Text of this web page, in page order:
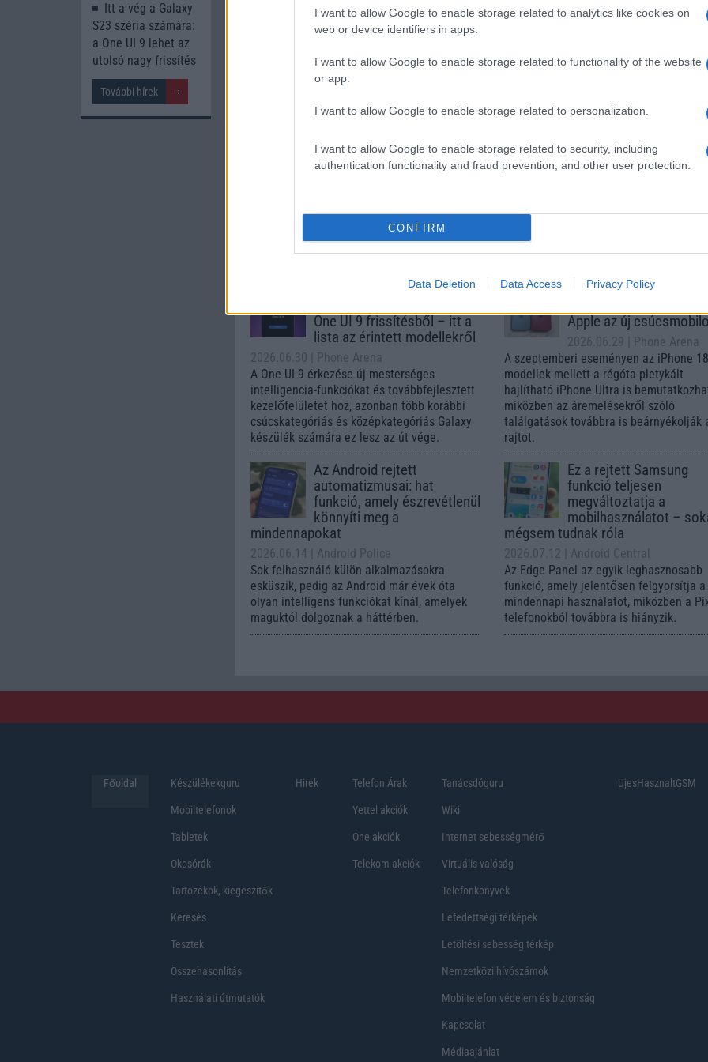
I want to allow Google to enable storage related to analytics like cookies on
web or device identifiers in apps.
I want to allow Google to enable storage related to functionality of the website
or app.
I want to allow Google to enable storage related to personalization.
I want to allow Google to enable storage related to security, including
authentication functionality and fraud prevention, and other user protection.
CONFIRM
Data Deletion Data Access Privacy Policy
Apple iPhone 17 Pro Apple iPhone 17 Pro
Számos népszerű Samsung
One UI 9 frissítésből – itt a
lista az érintett modellekről
2026.06.30
| Phone Arena
A One UI 9 érkezése új mesterséges
intelligencia-funkciókat és továbbfejlesztett
kezelőfelületet hoz, azonban több korábbi
csúcskategóriás és középkategóriás Galaxy
készülék számára ez lesz az út vége.
iPhone 18 bemutató
Apple az új
2026.06.29
| Phone Arena
A szeptemberi eseményen az iPhone
modellek mellett a régóta pletykált
hajlítható iPhone Ultra is
miközben az áremelésekről szóló
találgatások továbbra is beárnyékolják
rajtot.
Az Android rejtett
automatizmusai: hat
funkció, amely észrevétlenül
könnyíti meg a
mindennapokat
2026.06.14
| Android Police
Sok felhasználó külön alkalmazásokra
esküszik, pedig az Android már évek óta
olyan intelligens funkciókat kínál, amelyek
maguktól dolgoznak a háttérben.
Ez a rejtett Samsung
funkció teljesen
megváltoztatja a
mobilhasználatot –
mégsem tudnak róla
2026.07.12
| Android Central
Az Edge Panel az egyik leghasznosabb
funkció, amely jelentősen felgyorsítja a
mindennapi használatot, miközben a
telefonokból továbbra is hiányzik.
Itt a vég a Galaxy
S23 széria számára:
a One UI 9 lehet az
utolsó nagy frissítés
További hírek
Főoldal Készülékekguru
Mobiltelefonok
Tabletek
Okosórák
Tartozékok, kiegeszítők
Keresés
Tesztek
Összehasonlítás
Használati útmutatók
Hirek Telefon Árak
Yettel akciók
One akciók
Telekom akciók
Tanácsdóguru
Wiki
Internet sebességmérő
Virtuális valóság
Telefonkönyvek
Lefedettségi térképek
Letöltési sebesség térkép
Nemzetközi hívószámok
Mobiltelefon védelem és biztonság
Kapcsolat
Médiaajánlat
UjesHasznaltGSM